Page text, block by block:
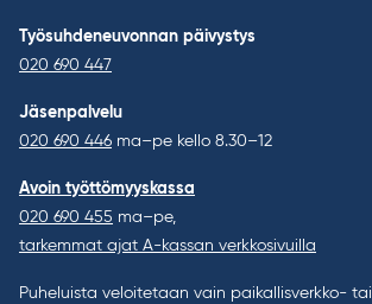
Työsuhdeneuvonnan päivystys
020 690 447
Jäsenpalvelu
020 690 446 ma–pe kello 8.30–12
Avoin työttömyyskassa
020 690 455 ma–pe,
tarkemmat ajat A-kassan verkkosivuilla
Puheluista veloitetaan vain paikallisverkko- tai